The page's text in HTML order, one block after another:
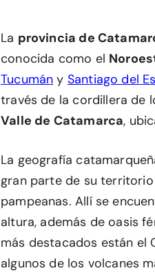
La provincia de
conocida como el
Tucumán y Santiago del
través de la cordillera de
Valle de Catamarca,
La geografía
gran parte de su
pampeanas. Allí se
altura, además de oasis
más destacados están el
algunos de los volcanes